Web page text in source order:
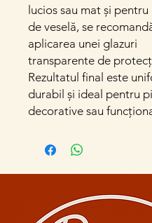
lucios sau mat și
de veselă, se
aplicarea unei glazuri
transparente de
Rezultatul final este
durabil și ideal pentru
decorative sau